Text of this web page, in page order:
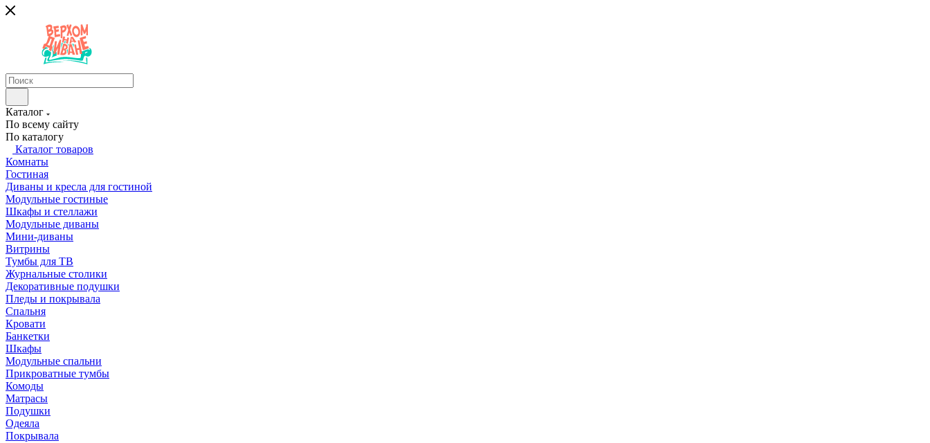
Каталог
По всему сайту
По каталогу
Каталог товаров
Комнаты
Гостиная
Диваны и кресла для гостиной
Модульные гостиные
Шкафы и стеллажи
Модульные диваны
Мини-диваны
Витрины
Тумбы для ТВ
Журнальные столики
Декоративные подушки
Пледы и покрывала
Спальня
Кровати
Банкетки
Шкафы
Модульные спальни
Прикроватные тумбы
Комоды
Матрасы
Подушки
Одеяла
Покрывала